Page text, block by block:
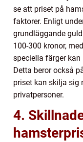
se att priset på
faktorer. Enligt
grundläggande
100-300 kronor,
speciella färger
Detta beror också
priset kan skilja sig
privatpersoner.
4.